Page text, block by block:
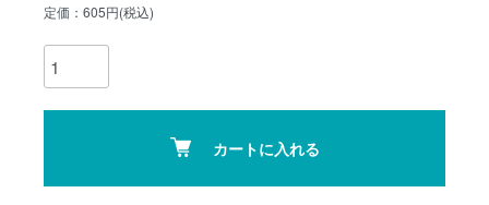
定価：605円(税込)
カートに入れる